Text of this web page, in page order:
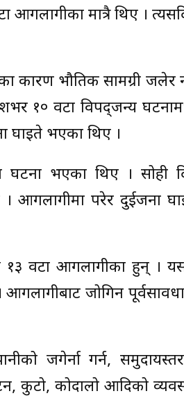
मात्रै थिए ।
कारण भौतिक सामग्री जलेर
१० वटा विपद्जन्य
घाइते भएका थिए ।
भएका थिए । सोही
आगलागीमा परेर दुईजना
वटा आगलागीका हुन् ।
जोगिन
जगेर्ना गर्न,
कुटो, कोदालो आदिको